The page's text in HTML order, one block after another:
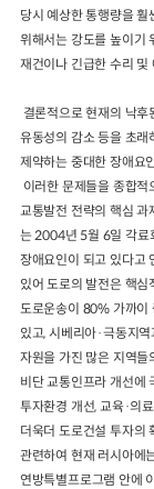
당시 예상한 통행량을 훨
위해서는 강도를 높이기
재건이나 긴급한 수리 및
결론적으로 현재의 낙
유동성의 감소 등을 초래
제약하는 중대한 장애요
이러한 문제들을 종합
교통발전 전략의 핵심
는 2004년 5월 6일 각료
장애요인이 되고 있다고
있어 도로의 발전은 핵
도로운송이 80% 가까이
있고, 시베리아·극동지
자원을 가진 많은 지역
비단 교통인프라 개선에
투자환경 개선, 교육·의
더욱더 도로건설 투자의
관련하여 현재 러시아에
연방특별프로그램 안에